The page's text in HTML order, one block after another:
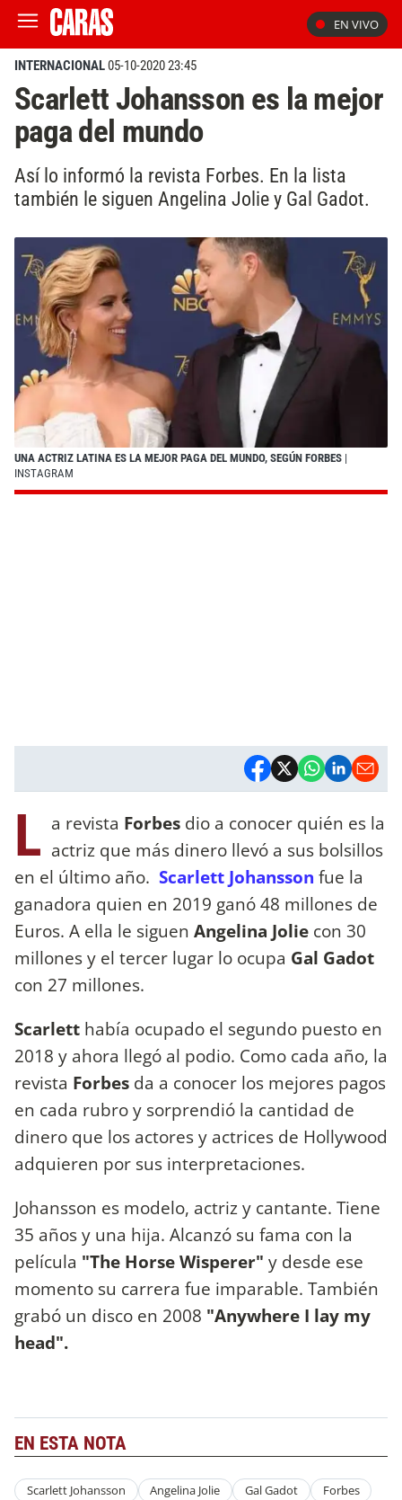
EN VIVO
INTERNACIONAL05-10-2020 23:45
Scarlett Johansson es la mejor
paga del mundo
Así lo informó la revista Forbes. En la lista
también le siguen Angelina Jolie y Gal Gadot.
UNA ACTRIZ LATINA ES LA MEJOR PAGA DEL MUNDO, SEGÚN FORBES |
INSTAGRAM
L a revista Forbes dio a conocer quién es la
actriz que más dinero llevó a sus bolsillos
en el último año. Scarlett Johansson fue la
ganadora quien en 2019 ganó 48 millones de
Euros. A ella le siguen Angelina Jolie con 30
millones y el tercer lugar lo ocupa Gal Gadot
con 27 millones.
Scarlett había ocupado el segundo puesto en
2018 y ahora llegó al podio. Como cada año, la
revista Forbes da a conocer los mejores pagos
en cada rubro y sorprendió la cantidad de
dinero que los actores y actrices de Hollywood
adquieren por sus interpretaciones.
Johansson es modelo, actriz y cantante. Tiene
35 años y una hija. Alcanzó su fama con la
película "The Horse Wisperer" y desde ese
momento su carrera fue imparable. También
grabó un disco en 2008 "Anywhere I lay my
head".
EN ESTA NOTA
Scarlett Johansson Angelina Jolie Gal Gadot Forbes